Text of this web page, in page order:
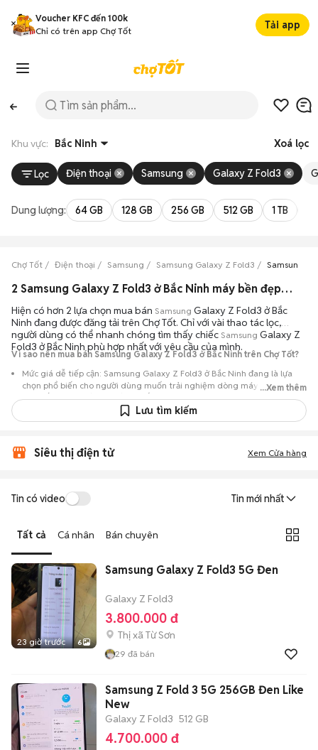
Voucher KFC đến 100k
Chỉ có trên app Chợ Tốt
Tải app
Khu vực: Bắc Ninh Xoá lọc
Lọc Điện thoại Samsung Galaxy Z Fold3
Dung lượng: 64 GB 128 GB 256 GB 512 GB 1 TB
Chợ Tốt Điện thoại Samsung Samsung Galaxy Z Fold3 Samsung
2 Samsung Galaxy Z Fold3 ở Bắc Ninh máy bền đẹp đang bán 08/2026
Hiện có hơn 2 lựa chọn mua bán Samsung Galaxy Z Fold3 ở Bắc
Ninh đang được đăng tải trên Chợ Tốt. Chỉ với vài thao tác lọc,
người dùng có thể nhanh chóng tìm thấy chiếc Samsung Galaxy Z
Fold3 ở Bắc Ninh phù hợp nhất với yêu cầu của mình.
Vì sao nên mua bán Samsung Galaxy Z Fold3 ở Bắc Ninh trên Chợ Tốt?
Mức giá dễ tiếp cận: Samsung Galaxy Z Fold3 ở Bắc Ninh đang là lựa
chọn phổ biến cho người dùng muốn trải nghiệm dòng máy này với chi
phí thấp hơn so với khi mới ra mắt.
Nguồn cung phong phú: Dễ dàng tìm thấySamsung
Giao dịch minh bạch: Việc gặp gỡ trực tiếp giúp người mua
tin đăng.
địa điểm giao nhận, chốt giao dịch nhanh chóng khi đạt được
...Xem thêm
Lưu tìm kiếm
Siêu thị điện tử Xem Cửa hàng
Tin có video Tin mới nhất
Tất cả Cá nhân Bán chuyên
23 giờ trước 6
Samsung Galaxy Z Fold3 5G Đen
Galaxy Z Fold3
3.800.000 đ
Thị xã Từ Sơn
29 đã bán
Samsung Z Fold 3 5G 256GB Đen Like
New
Galaxy Z Fold3 512 GB
4.700.000 đ